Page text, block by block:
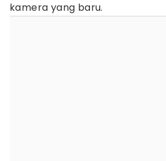
kamera yang baru.